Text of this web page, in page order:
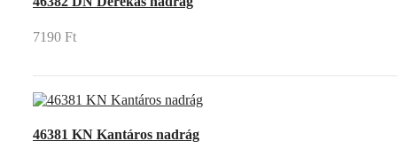
7190 Ft
46381 KN Kantáros nadrág